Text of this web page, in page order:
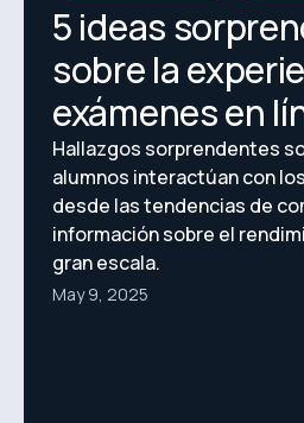
5 ideas
sobre la
exámenes en
Hallazgos sorprendentes
alumnos interactúan con
desde las tendencias de
información sobre el
gran escala.
May 9, 2025